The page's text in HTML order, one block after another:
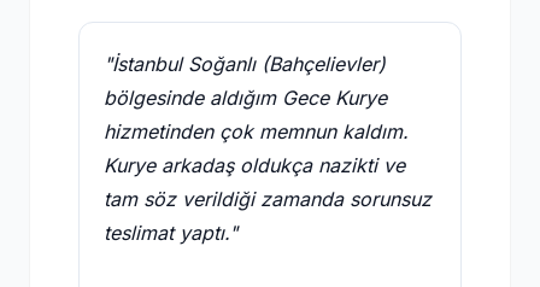
"İstanbul Soğanlı (Bahçelievler)
bölgesinde aldığım Gece Kurye
hizmetinden çok memnun kaldım.
Kurye arkadaş oldukça nazikti ve
tam söz verildiği zamanda sorunsuz
teslimat yaptı."